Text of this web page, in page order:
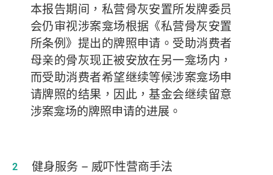
本报告期间，私营骨灰安置所发牌委员
会仍审视涉案龛场根据《私营骨灰安置
所条例》提出的牌照申请。受助消费者
母亲的骨灰现正被安放在另一龛场内，
而受助消费者希望继续等候涉案龛场申
请牌照的结果，因此，基金会继续留意
涉案龛场的牌照申请的进展。
健身服务 – 威吓性营商手法